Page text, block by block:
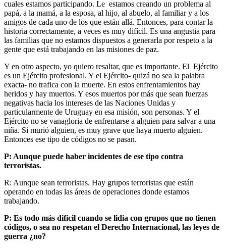
cuales estamos participando. Le estamos creando un problema al
papá, a la mamá, a la esposa, al hijo, al abuelo, al familiar y a los
amigos de cada uno de los que están allá. Entonces, para contar la
historia correctamente, a veces es muy difícil. Es una angustia para
las familias que no estamos dispuestos a generarla por respeto a la
gente que está trabajando en las misiones de paz.
Y en otro aspecto, yo quiero resaltar, que es importante. El Ejército
es un Ejército profesional. Y el Ejército- quizá no sea la palabra
exacta- no trafica con la muerte. En estos enfrentamientos hay
heridos y hay muertos. Y esos muertos por más que sean fuerzas
negativas hacia los intereses de las Naciones Unidas y
particularmente de Uruguay en esa misión, son personas. Y el
Ejército no se vanagloria de enfrentarse a alguien para salvar a una
niña. Si murió alguien, es muy grave que haya muerto alguien.
Entonces ese tipo de códigos no se pasan.
P: Aunque puede haber incidentes de ese tipo contra
terroristas.
R: Aunque sean terroristas. Hay grupos terroristas que están
operando en todas las áreas de operaciones donde estamos
trabajando.
P: Es todo más difícil cuando se lidia con grupos que no tienen
códigos, o sea no respetan el Derecho Internacional, las leyes de
guerra ¿no?